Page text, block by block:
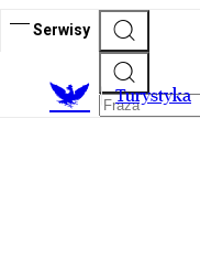
Serwisy
Turystyka